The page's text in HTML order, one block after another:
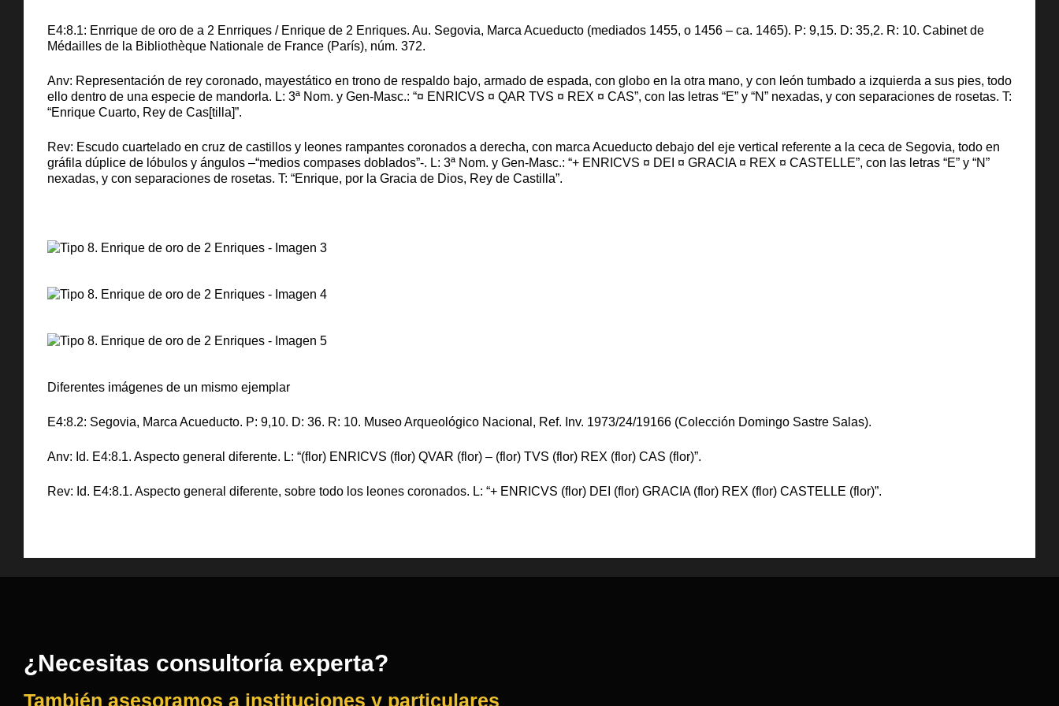
E4:8.1: Enrrique de oro de a 2 Enrriques / Enrique de 2 Enriques. Au. Segovia, Marca Acueducto (mediados 1455, o 1456 – ca. 1465). P: 9,15. D: 35,2. R: 10. Cabinet de
Médailles de la Bibliothèque Nationale de France (París), núm. 372.
Anv: Representación de rey coronado, mayestático en trono de respaldo bajo, armado de espada, con globo en la otra mano, y con león tumbado a izquierda a sus pies, todo
ello dentro de una especie de mandorla. L: 3ª Nom. y Gen-Masc.: “¤ ENRICVS ¤ QAR TVS ¤ REX ¤ CAS”, con las letras “E” y “N” nexadas, y con separaciones de rosetas. T:
“Enrique Cuarto, Rey de Cas[tilla]”.
Rev: Escudo cuartelado en cruz de castillos y leones rampantes coronados a derecha, con marca Acueducto debajo del eje vertical referente a la ceca de Segovia, todo en
gráfila dúplice de lóbulos y ángulos –“medios compases doblados”-. L: 3ª Nom. y Gen-Masc.: “+ ENRICVS ¤ DEI ¤ GRACIA ¤ REX ¤ CASTELLE”, con las letras “E” y “N”
nexadas, y con separaciones de rosetas. T: “Enrique, por la Gracia de Dios, Rey de Castilla”.
Diferentes imágenes de un mismo ejemplar
E4:8.2: Segovia, Marca Acueducto. P: 9,10. D: 36. R: 10. Museo Arqueológico Nacional, Ref. Inv. 1973/24/19166 (Colección Domingo Sastre Salas).
Anv: Id. E4:8.1. Aspecto general diferente. L: “(flor) ENRICVS (flor) QVAR (flor) – (flor) TVS (flor) REX (flor) CAS (flor)”.
Rev: Id. E4:8.1. Aspecto general diferente, sobre todo los leones coronados. L: “+ ENRICVS (flor) DEI (flor) GRACIA (flor) REX (flor) CASTELLE (flor)”.
¿Necesitas consultoría experta?
También asesoramos a instituciones y particulares